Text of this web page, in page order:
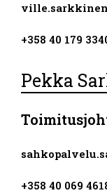
+358 40 179
Pekka
+358 40 069